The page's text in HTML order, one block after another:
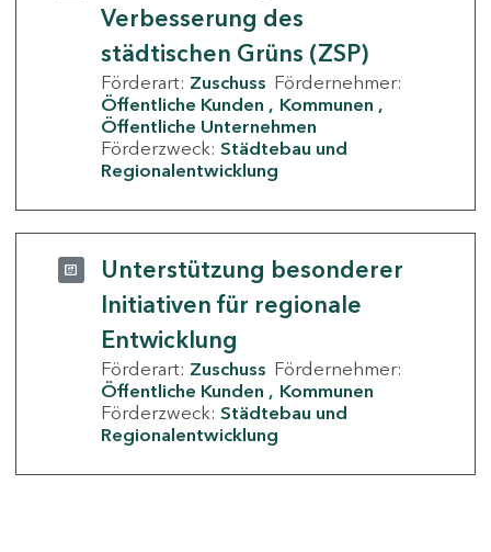
Verbesserung des
städtischen Grüns (ZSP)
Förderart: Zuschuss Fördernehmer:
Öffentliche Kunden
Kommunen
Öffentliche Unternehmen
Förderzweck: Städtebau und
Regionalentwicklung
Unterstützung besonderer
Initiativen für regionale
Entwicklung
Förderart: Zuschuss Fördernehmer:
Öffentliche Kunden
Kommunen
Förderzweck: Städtebau und
Regionalentwicklung